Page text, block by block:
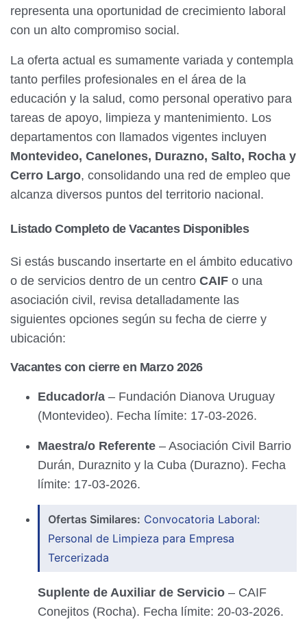
representa una oportunidad de crecimiento laboral
con un alto compromiso social.
La oferta actual es sumamente variada y contempla
tanto perfiles profesionales en el área de la
educación y la salud, como personal operativo para
tareas de apoyo, limpieza y mantenimiento. Los
departamentos con llamados vigentes incluyen
Montevideo, Canelones, Durazno, Salto, Rocha y
Cerro Largo, consolidando una red de empleo que
alcanza diversos puntos del territorio nacional.
Listado Completo de Vacantes Disponibles
Si estás buscando insertarte en el ámbito educativo
o de servicios dentro de un centro CAIF o una
asociación civil, revisa detalladamente las
siguientes opciones según su fecha de cierre y
ubicación:
Vacantes con cierre en Marzo 2026
Educador/a – Fundación Dianova Uruguay
(Montevideo). Fecha límite: 17-03-2026.
Maestra/o Referente – Asociación Civil Barrio
Durán, Duraznito y la Cuba (Durazno). Fecha
límite: 17-03-2026.
Ofertas Similares: Convocatoria Laboral:
Personal de Limpieza para Empresa
Tercerizada
Suplente de Auxiliar de Servicio – CAIF
Conejitos (Rocha). Fecha límite: 20-03-2026.